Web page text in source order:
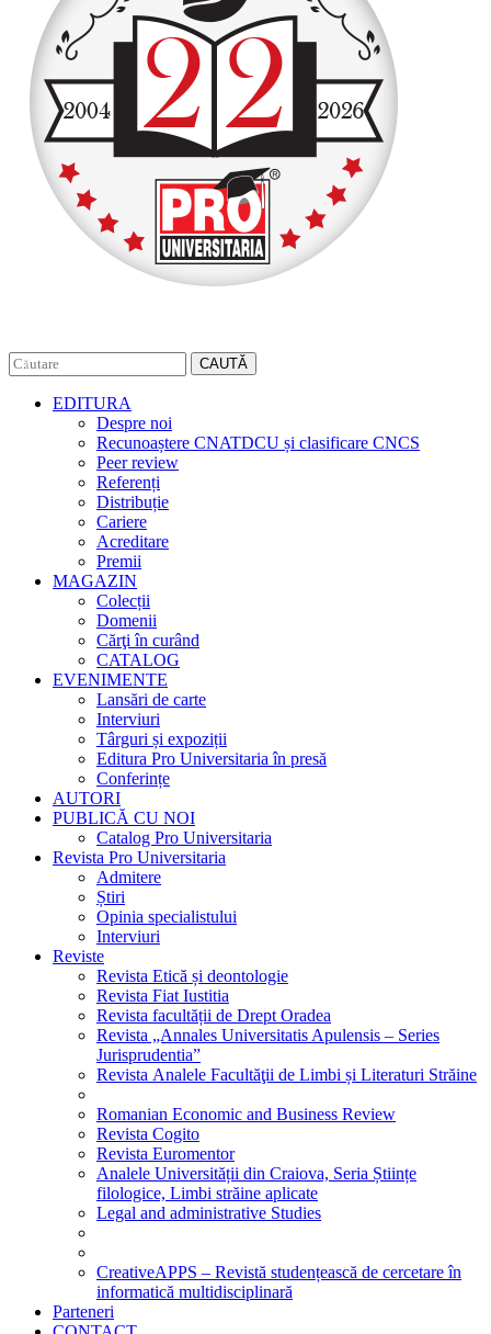
CAUTĂ
EDITURA
Despre noi
Recunoaștere CNATDCU și clasificare CNCS
Peer review
Referenți
Distribuție
Cariere
Acreditare
Premii
MAGAZIN
Colecții
Domenii
Cărţi în curând
CATALOG
EVENIMENTE
Lansări de carte
Interviuri
Târguri și expoziții
Editura Pro Universitaria în presă
Conferințe
AUTORI
PUBLICĂ CU NOI
Catalog Pro Universitaria
Revista Pro Universitaria
Admitere
Știri
Opinia specialistului
Interviuri
Reviste
Revista Etică și deontologie
Revista Fiat Iustitia
Revista facultății de Drept Oradea
Revista „Annales Universitatis Apulensis – Series
Jurisprudentia”
Revista Analele Facultăţii de Limbi și Literaturi Străine
Romanian Economic and Business Review
Revista Cogito
Revista Euromentor
Analele Universității din Craiova, Seria Științe
filologice, Limbi străine aplicate
Legal and administrative Studies
CreativeAPPS – Revistă studențească de cercetare în
informatică multidisciplinară
Parteneri